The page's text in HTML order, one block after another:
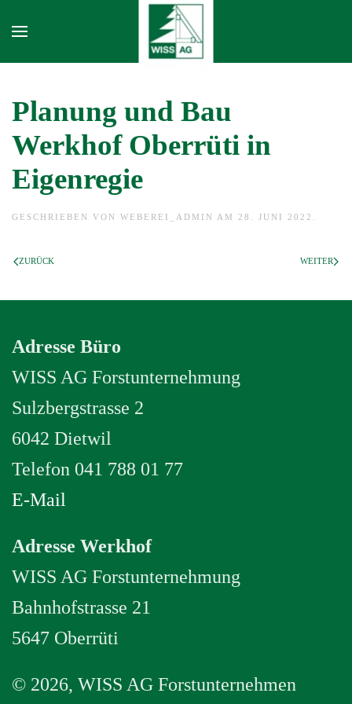
Skip to main content
Planung und Bau
Werkhof Oberrüti in
Eigenregie
GESCHRIEBEN VON WEBEREI_ADMIN AM 28. JUNI 2022
ZURÜCK WEITER
Adresse Büro
WISS AG Forstunternehmung
Sulzbergstrasse 2
6042 Dietwil
Telefon 041 788 01 77
E-Mail
Adresse Werkhof
WISS AG Forstunternehmung
Bahnhofstrasse 21
5647 Oberrüti
© 2026, WISS AG Forstunternehmen